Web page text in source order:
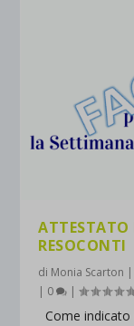
ATTESTATO
RESOCONTI
di Monia Scarton |
| 0 |
Come indicato